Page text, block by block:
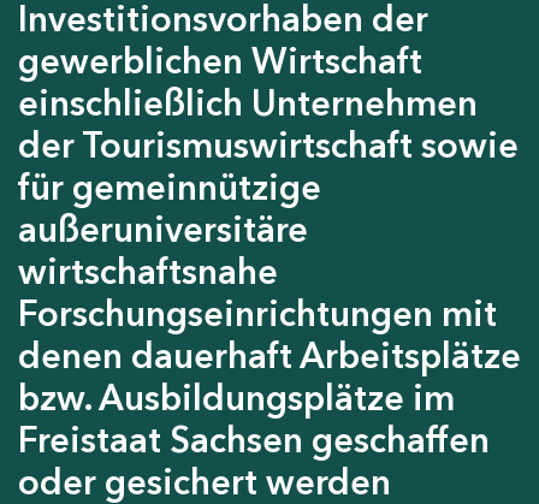
Investitionsvorhaben der
gewerblichen Wirtschaft
einschließlich Unternehmen
der Tourismuswirtschaft sowie
für gemeinnützige
außeruniversitäre
wirtschaftsnahe
Forschungseinrichtungen mit
denen dauerhaft Arbeitsplätze
bzw. Ausbildungsplätze im
Freistaat Sachsen geschaffen
oder gesichert werden